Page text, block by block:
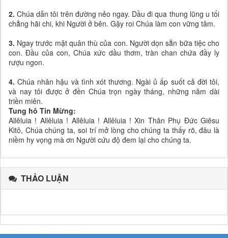
2.Chúa dẫn tôi trên đường nẻo ngay. Dầu đi qua thung lũng u tối
chẳng hãi chi, khi Người ở bên. Gậy roi Chúa làm con vững tâm.
3. Ngay trước mặt quân thù của con. Người dọn sẵn bữa tiệc cho
con. Đầu của con, Chúa xức dầu thơm, tràn chan chứa đầy ly
rượu ngon.
4. Chúa nhân hậu và tình xót thương. Ngài ủ ấp suốt cả đời tôi,
và nay tôi được ở đền Chúa trọn ngày tháng, những năm dài
triền miên.
Tung hô Tin Mừng:
Allêluia ! Allêluia ! Allêluia ! Allêluia ! Xin Thân Phụ Đức Giêsu
Kitô, Chúa chúng ta, soi trí mở lòng cho chúng ta thấy rõ, đâu là
niềm hy vọng mà ơn Người cứu độ đem lại cho chúng ta.
THẢO LUẬN